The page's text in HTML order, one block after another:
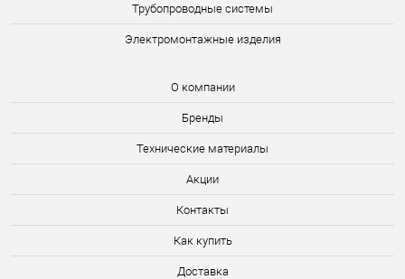
Трубопроводные системы
Электромонтажные изделия
О компании
Бренды
Технические материалы
Акции
Контакты
Как купить
Доставка